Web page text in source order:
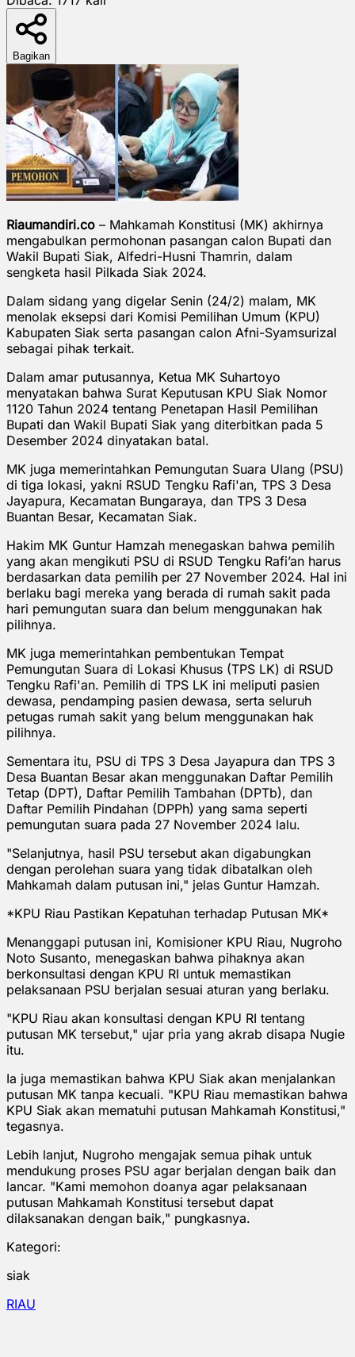
Bagikan
Riaumandiri.co – Mahkamah Konstitusi (MK) akhirnya
mengabulkan permohonan pasangan calon Bupati dan
Wakil Bupati Siak, Alfedri-Husni Thamrin, dalam
sengketa hasil Pilkada Siak 2024.
Dalam sidang yang digelar Senin (24/2) malam, MK
menolak eksepsi dari Komisi Pemilihan Umum (KPU)
Kabupaten Siak serta pasangan calon Afni-Syamsurizal
sebagai pihak terkait.
Dalam amar putusannya, Ketua MK Suhartoyo
menyatakan bahwa Surat Keputusan KPU Siak Nomor
1120 Tahun 2024 tentang Penetapan Hasil Pemilihan
Bupati dan Wakil Bupati Siak yang diterbitkan pada 5
Desember 2024 dinyatakan batal.
MK juga memerintahkan Pemungutan Suara Ulang (PSU)
di tiga lokasi, yakni RSUD Tengku Rafi'an, TPS 3 Desa
Jayapura, Kecamatan Bungaraya, dan TPS 3 Desa
Buantan Besar, Kecamatan Siak.
Hakim MK Guntur Hamzah menegaskan bahwa pemilih
yang akan mengikuti PSU di RSUD Tengku Rafi’an harus
berdasarkan data pemilih per 27 November 2024. Hal ini
berlaku bagi mereka yang berada di rumah sakit pada
hari pemungutan suara dan belum menggunakan hak
pilihnya.
MK juga memerintahkan pembentukan Tempat
Pemungutan Suara di Lokasi Khusus (TPS LK) di RSUD
Tengku Rafi'an. Pemilih di TPS LK ini meliputi pasien
dewasa, pendamping pasien dewasa, serta seluruh
petugas rumah sakit yang belum menggunakan hak
pilihnya.
Sementara itu, PSU di TPS 3 Desa Jayapura dan TPS 3
Desa Buantan Besar akan menggunakan Daftar Pemilih
Tetap (DPT), Daftar Pemilih Tambahan (DPTb), dan
Daftar Pemilih Pindahan (DPPh) yang sama seperti
pemungutan suara pada 27 November 2024 lalu.
"Selanjutnya, hasil PSU tersebut akan digabungkan
dengan perolehan suara yang tidak dibatalkan oleh
Mahkamah dalam putusan ini," jelas Guntur Hamzah.
*KPU Riau Pastikan Kepatuhan terhadap Putusan MK*
Menanggapi putusan ini, Komisioner KPU Riau, Nugroho
Noto Susanto, menegaskan bahwa pihaknya akan
berkonsultasi dengan KPU RI untuk memastikan
pelaksanaan PSU berjalan sesuai aturan yang berlaku.
"KPU Riau akan konsultasi dengan KPU RI tentang
putusan MK tersebut," ujar pria yang akrab disapa Nugie
itu.
Ia juga memastikan bahwa KPU Siak akan menjalankan
putusan MK tanpa kecuali. "KPU Riau memastikan bahwa
KPU Siak akan mematuhi putusan Mahkamah Konstitusi,"
tegasnya.
Lebih lanjut, Nugroho mengajak semua pihak untuk
mendukung proses PSU agar berjalan dengan baik dan
lancar. "Kami memohon doanya agar pelaksanaan
putusan Mahkamah Konstitusi tersebut dapat
dilaksanakan dengan baik," pungkasnya.
Kategori:
siak
RIAU